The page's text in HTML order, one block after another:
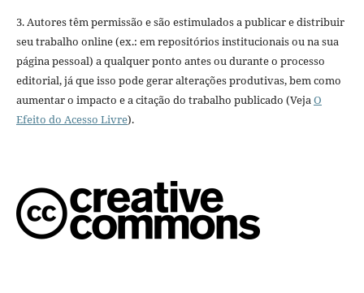
3. Autores têm permissão e são estimulados a publicar e distribuir
seu trabalho online (ex.: em repositórios institucionais ou na sua
página pessoal) a qualquer ponto antes ou durante o processo
editorial, já que isso pode gerar alterações produtivas, bem como
aumentar o impacto e a citação do trabalho publicado (VejaO
Efeito do Acesso Livre).